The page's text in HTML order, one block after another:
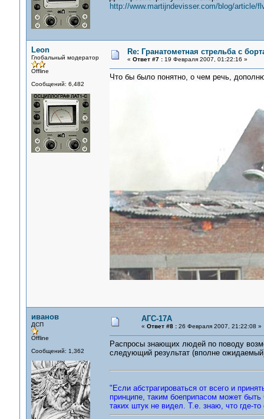
http://www.martijndevisser.com/blog/article/
Leon
Глобальный модератор
Offline
Сообщений: 6,482
Re: Гранатометная стрельба с
« Ответ #7 :19 Февраля 2007, 01:22:16 »
Что бы было понятно, о чем речь,
иванов
ДСП
Offline
Сообщений: 1,362
АГС-17А
« Ответ #8 :26 Февраля 2007, 21:22:08 »
Распросы знающих людей по поводу
следующий результат (вполне
"Если абстрагироваться от всего и
принципе, таким боеприпасом может
таких штук не видел. Т.е. знаю, что где-